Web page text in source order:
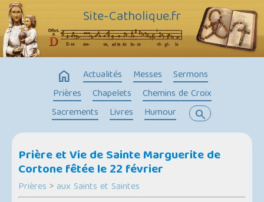
Site-Catholique.fr
home Actualités Messes
Sermons
Prières
Chapelets
Chemins de Croix
Sacrements
Livres Humour search
Prière et Vie de Sainte Marguerite de
Cortone fêtée le 22 février
Prières > aux Saints et Saintes